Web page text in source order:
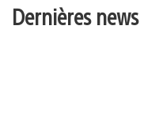
Dernières news